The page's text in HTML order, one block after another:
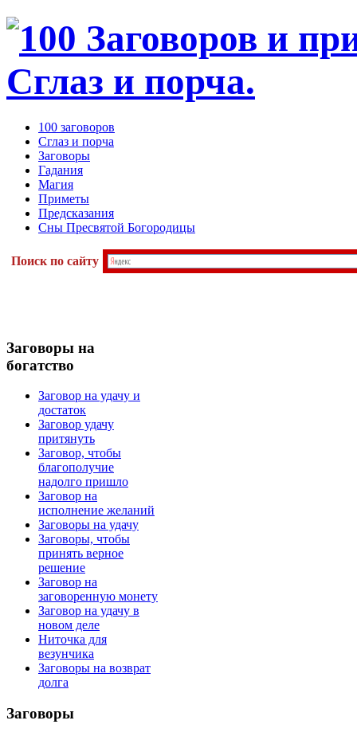
100 заговоров
Сглаз и порча
Заговоры
Гадания
Магия
Приметы
Предсказания
Сны Пресвятой Богородицы
Поиск по сайту
Заговоры на
богатство
Заговор на удачу и
достаток
Заговор удачу
притянуть
Заговор, чтобы
благополучие
надолго пришло
Заговор на
исполнение желаний
Заговоры на удачу
Заговоры, чтобы
принять верное
решение
Заговор на
заговоренную монету
Заговор на удачу в
новом деле
Ниточка для
везунчика
Заговоры на возврат
долга
Заговоры